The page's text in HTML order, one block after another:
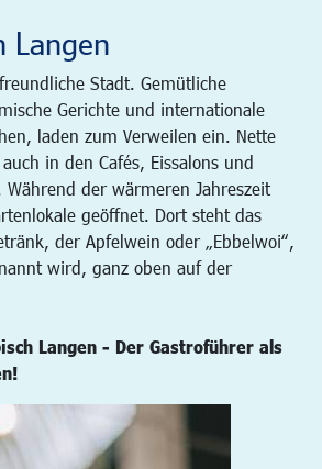
Langen
Stadt. Gemütliche
Gerichte und internationale
laden zum Verweilen ein. Nette
in den Cafés, Eissalons und
der wärmeren Jahreszeit
geöffnet. Dort steht das
der Apfelwein oder „Ebbelwoi“,
wird, ganz oben auf der
Langen - Der Gastroführer als